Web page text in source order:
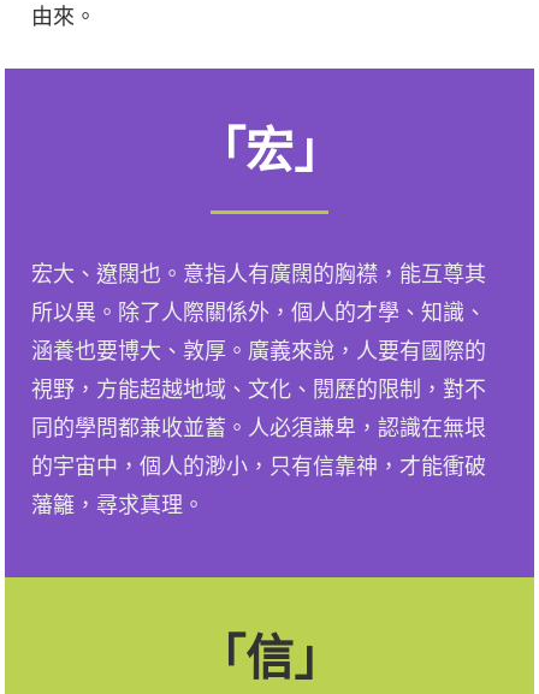
由來。
「宏」
宏大、遼闊也。意指人有廣闊的胸襟，能互尊其
所以異。除了人際關係外，個人的才學、知識、
涵養也要博大、敦厚。廣義來說，人要有國際的
視野，方能超越地域、文化、閱歷的限制，對不
同的學問都兼收並蓄。人必須謙卑，認識在無垠
的宇宙中，個人的渺小，只有信靠神，才能衝破
藩籬，尋求真理。
「信」